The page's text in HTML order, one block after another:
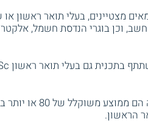
מצטיינים, בעלי תואר ראשון
וכן בוגרי הנדסת חשמל,
תנאי הקבלה
הראשון.